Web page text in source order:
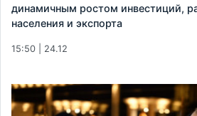
динамичным ростом инвестиций,
населения и экспорта
15:50 | 24.12